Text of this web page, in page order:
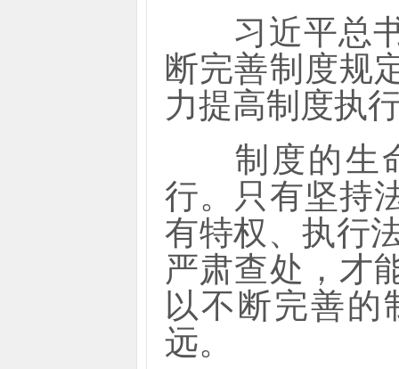
习近平总书
断完善制度规
力提高制度执
制度的生命
行。只有坚持
有特权、执行
严肃查处，才
以不断完善
远。